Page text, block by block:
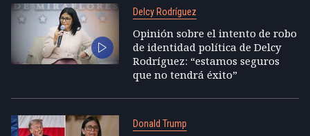
Delcy Rodríguez
Opinión sobre el intento de robo
de identidad política de Delcy
Rodríguez: “estamos seguros
que no tendrá éxito”
Donald Trump